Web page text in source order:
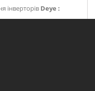
інверторів Deye :